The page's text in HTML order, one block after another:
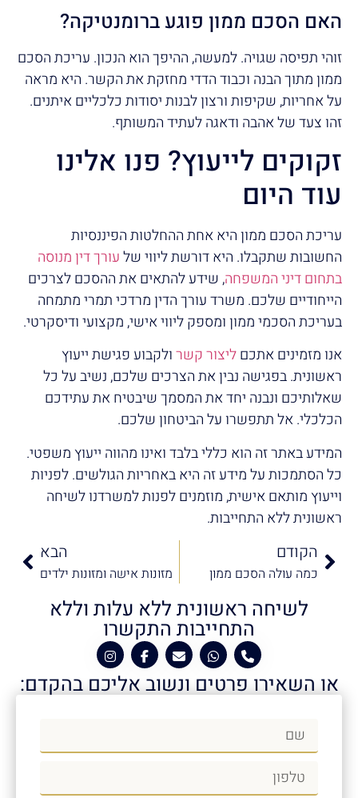
האם הסכם ממון פוגע ברומנטיקה?
זוהי תפיסה שגויה. למעשה, ההיפך הוא הנכון. עריכת הסכם
ממון מתוך הבנה וכבוד הדדי מחזקת את הקשר. היא מראה
על אחריות, שקיפות ורצון לבנות יסודות כלכליים איתנים.
זהו צעד של אהבה ודאגה לעתיד המשותף.
זקוקים לייעוץ? פנו אלינו
עוד היום
עריכת הסכם ממון היא אחת ההחלטות הפיננסיות
החשובות שתקבלו. היא דורשת ליווי שלעורך דין מנוסה
בתחום דיני המשפחה, שידע להתאים את ההסכם לצרכים
הייחודיים שלכם. משרד עורך הדין מרדכי תמרי מתמחה
בעריכת הסכמי ממון ומספק ליווי אישי, מקצועי ודיסקרטי.
אנו מזמינים אתכםליצור קשרולקבוע פגישת ייעוץ
ראשונית. בפגישה נבין את הצרכים שלכם, נשיב על כל
שאלותיכם ונבנה יחד את המסמך שיבטיח את עתידכם
הכלכלי. אל תתפשרו על הביטחון שלכם.
המידע באתר זה הוא כללי בלבד ואינו מהווה ייעוץ משפטי.
כל הסתמכות על מידע זה היא באחריות הגולשים. לפניות
וייעוץ מותאם אישית, מוזמנים לפנות למשרדנו לשיחה
ראשונית ללא התחייבות.
הקודם
כמה עולה הסכם ממון
הבא
מזונות אישה ומזונות ילדים
לשיחה ראשונית ללא עלות וללא
התחייבות התקשרו
או השאירו פרטים ונשוב אליכם בהקדם: